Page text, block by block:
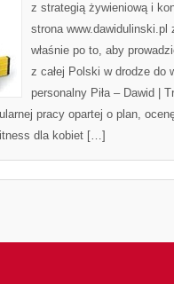
z strategią żywieniową i
strona www.dawidulinski.pl
właśnie po to, aby
z całej Polski w drodze do
personalny Piła – Dawid |
pracy opartej o plan,
dla kobiet […]